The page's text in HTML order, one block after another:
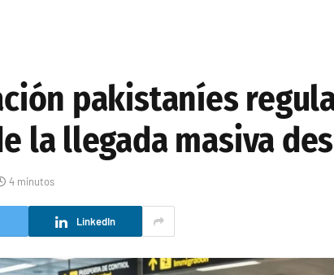
pakistaníes
la llegada masiva
4 minutos
LinkedIn